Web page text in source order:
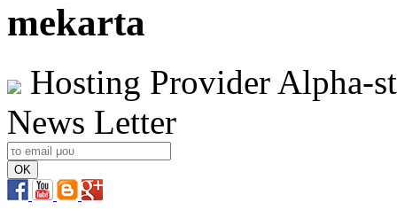
mekarta
Hosting Provider Alpha-
News Letter